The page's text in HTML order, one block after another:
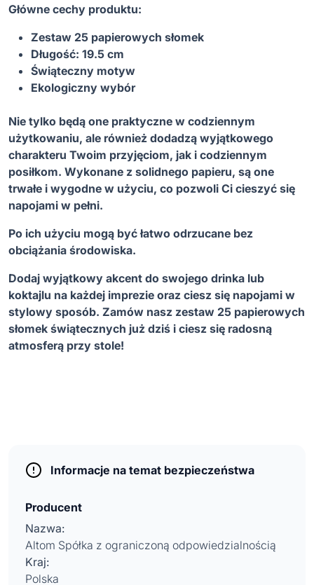
Główne cechy produktu:
Zestaw 25 papierowych słomek
Długość: 19.5 cm
Świąteczny motyw
Ekologiczny wybór
Nie tylko będą one praktyczne w codziennym
użytkowaniu, ale również dodadzą wyjątkowego
charakteru Twoim przyjęciom, jak i codziennym
posiłkom. Wykonane z solidnego papieru, są one
trwałe i wygodne w użyciu, co pozwoli Ci cieszyć się
napojami w pełni.
Po ich użyciu mogą byćłatwo odrzucane bez
obciążania środowiska.
Dodaj wyjątkowy akcent do swojego drinka lub
koktajlu na każdej imprezie oraz ciesz się napojami w
stylowy sposób. Zamów nasz zestaw 25 papierowych
słomek świątecznych już dziś i ciesz się radosną
atmosferą przy stole!
Informacje na temat bezpieczeństwa
Producent
Nazwa:
Altom Spółka z ograniczoną odpowiedzialnością
Kraj:
Polska